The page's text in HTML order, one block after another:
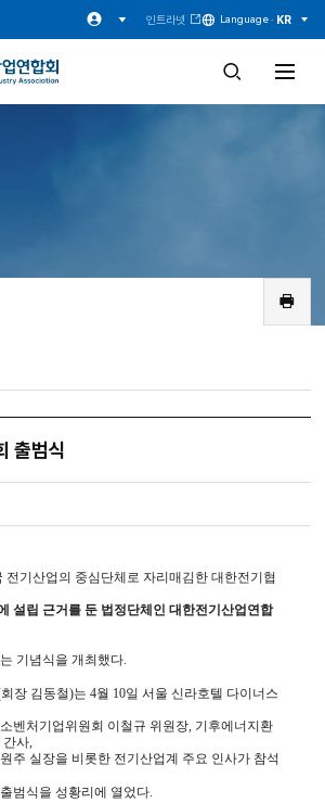
인트라넷 Language · KR
검
전
인
쇄
출범식
전기산업의 중심단체로 자리매김한 대한전기협
설립 근거를 둔 법정단체인 대한전기산업연합
기념식을 개최했다.
장 김동철)는 4월 10일 서울 신라호텔 다이너스
벤처기업위원회 이철규 위원장, 기후에너지환
간사,
주 실장을 비롯한 전기산업계 주요 인사가 참석
범식을 성황리에 열었다.